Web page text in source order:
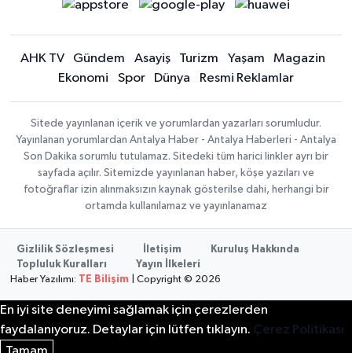
AHK TV Gündem Asayiş Turizm Yaşam
Magazin
Ekonomi
Spor Dünya Resmi Reklamlar
Sitede yayınlanan içerik ve yorumlardan yazarları sorumludur.
Yayınlanan yorumlardan Antalya Haber - Antalya Haberleri - Antalya
Son Dakika sorumlu tutulamaz. Sitedeki tüm harici linkler ayrı bir
sayfada açılır. Sitemizde yayınlanan haber, köşe yazıları ve
fotoğraflar izin alınmaksızın kaynak gösterilse dahi, herhangi bir
ortamda kullanılamaz ve yayınlanamaz
Gizlilik Sözleşmesi İletişim
Kuruluş Hakkında
Topluluk Kuralları
Yayın İlkeleri
Haber Yazılımı:
TE Bilişim | Copyright © 2026
En iyi site deneyimi sağlamak için çerezlerden
faydalanıyoruz. Detaylar için lütfen tıklayın. Çerez Politikası